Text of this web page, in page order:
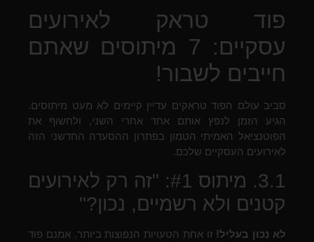
פוד טראק לאירועים
עסקיים: 7 מיתוסים שאתם
חייבים לשבור!
סביב עולם הפוד טראקים עדיין קיימים לא מעט מיתוסים.
הגיע הזמן לנפץ אותם אחד אחרי השני, ולחשוף את
הפוטנציאל האמיתי הטמון בפתרון ההסעדה החדשני הזה
לאירועים העסקיים שלכם.
3.1. מיתוס #1: "זה רק לאירועים
קטנים ולא רשמיים, נכון?"
לא נכון בעליל! זו אחת הטעויות הנפוצות ביותר. אמנם פוד